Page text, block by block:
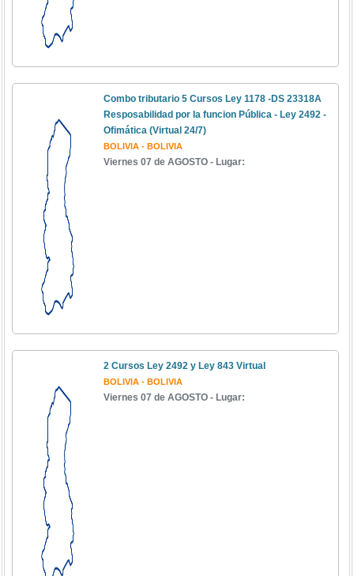
Combo tributario 5 Cursos Ley 1178 -DS 23318A
Resposabilidad por la funcion Pública - Ley 2492 -
Ofimática (Virtual 24/7)
BOLIVIA - BOLIVIA
Viernes 07 de AGOSTO - Lugar:
2 Cursos Ley 2492 y Ley 843 Virtual
BOLIVIA - BOLIVIA
Viernes 07 de AGOSTO - Lugar: